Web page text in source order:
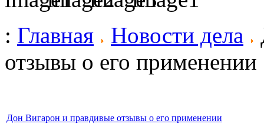
: Главная Новости дела
отзывы о его применении
Дон Вигарон и правдивые отзывы о его применении